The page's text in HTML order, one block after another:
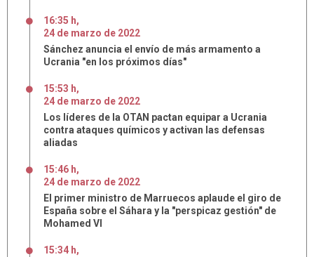
16:35 h,
24 de marzo de 2022
Sánchez anuncia el envío de más armamento a
Ucrania "en los próximos días"
15:53 h,
24 de marzo de 2022
Los líderes de la OTAN pactan equipar a Ucrania
contra ataques químicos y activan las defensas
aliadas
15:46 h,
24 de marzo de 2022
El primer ministro de Marruecos aplaude el giro de
España sobre el Sáhara y la "perspicaz gestión" de
Mohamed VI
15:34 h,